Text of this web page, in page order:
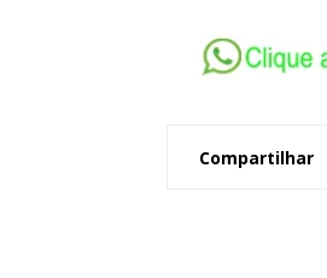
Compartilhar